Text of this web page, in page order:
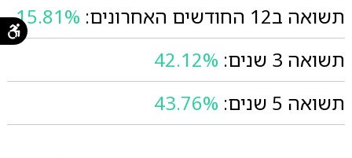
תשואה ב12 החודשים האחרונים:
15.81%
תשואה 3 שנים:
42.12%
תשואה 5 שנים:
43.76%